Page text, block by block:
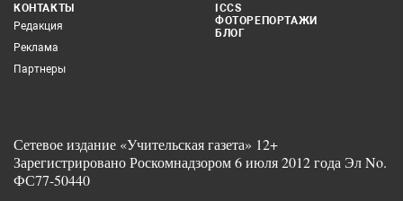
КОНТАКТЫ
Редакция
Реклама
Партнеры
ICCS
ФОТОРЕПОРТАЖИ
БЛОГ
Сетевое издание «Учительская газета» 12+
Зарегистрировано Роскомнадзором 6 июля 2012 года Эл No.
ФС77-50440